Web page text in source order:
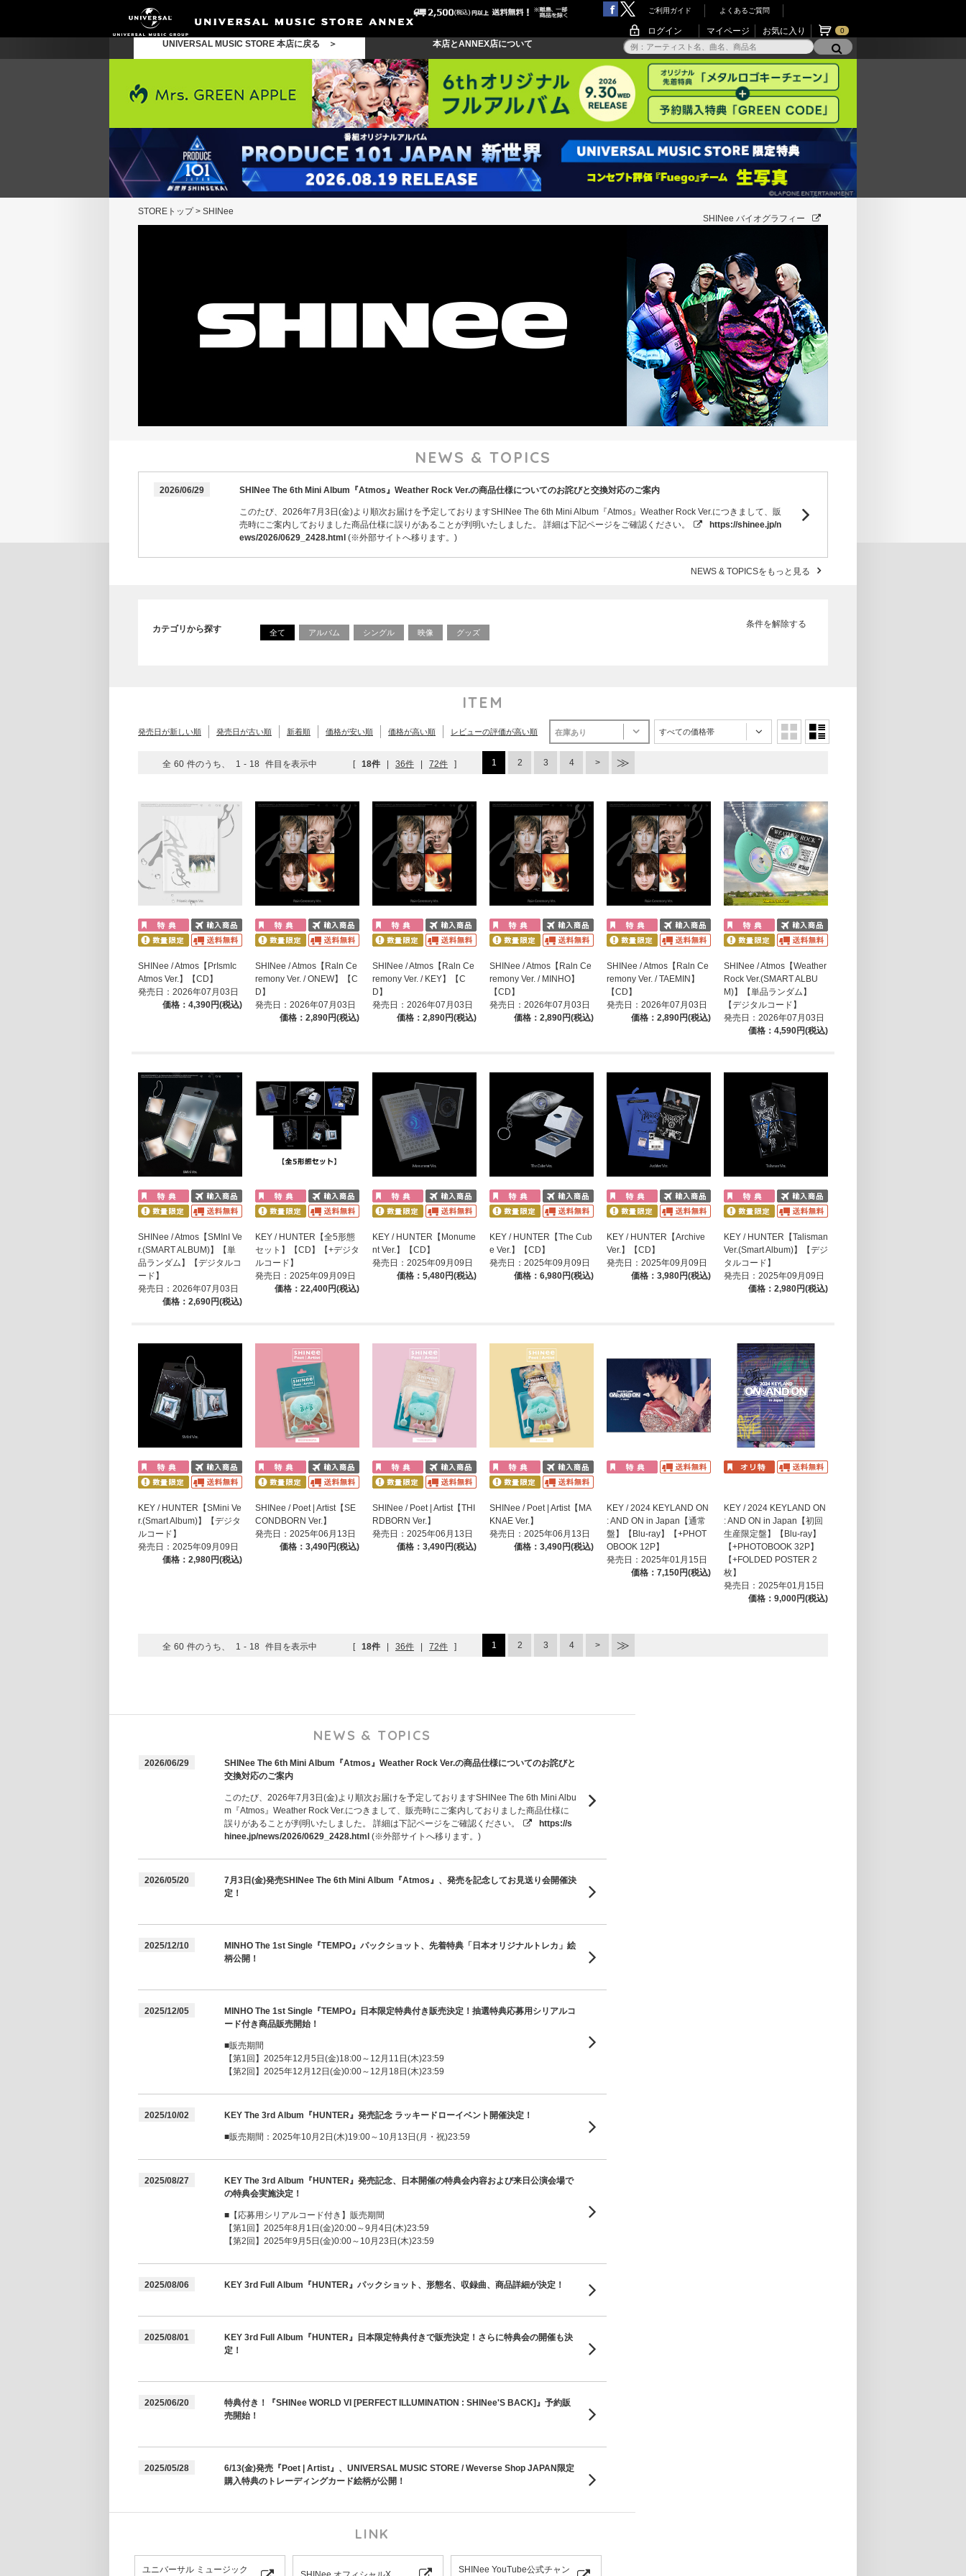
ご利用ガイド よくあるご質問
ログイン マイページ お気に入り 0
UNIVERSAL MUSIC STORE 本店に戻る ＞ 本店とANNEX店について
STOREトップ> SHINee
SHINee バイオグラフィー
NEWS & TOPICS
2026/06/29 SHINee The 6th Mini Album『Atmos』Weather Rock Ver.の商品仕様についてのお詫びと交換対応のご案内
このたび、2026年7月3日(金)より順次お届けを予定しておりますSHINee The 6th Mini Album『Atmos』Weather Rock Ver.につきまして、販
売時にご案内しておりました商品仕様に誤りがあることが判明いたしました。 詳細は下記ページをご確認ください。
https://shinee.jp/n
ews/2026/0629_2428.html (※外部サイトへ移ります。)
NEWS & TOPICSをもっと見る
条件を解除する
カテゴリから探す 全て アルバム シングル 映像 グッズ
ITEM
発売日が新しい順 発売日が古い順 新着順 価格が安い順 価格が高い順 レビューの評価が高い順 在庫あり すべての価格帯
全 60 件のうち、 1 - 18 件目を表示中 [ 18件 | 36件 | 72件 ] 1 2 3 4
SHINee / Atmos【PrIsmIc
Atmos Ver.】【CD】
発売日：2026年07月03日
価格：4,390円(税込)
SHINee / Atmos【Raln Ce
remony Ver. / ONEW】【C
D】
発売日：2026年07月03日
価格：2,890円(税込)
SHINee / Atmos【Raln Ce
remony Ver. / KEY】【C
D】
発売日：2026年07月03日
価格：2,890円(税込)
SHINee / Atmos【Raln Ce
remony Ver. / MINHO】
【CD】
発売日：2026年07月03日
価格：2,890円(税込)
SHINee / Atmos【Raln Ce
remony Ver. / TAEMIN】
【CD】
発売日：2026年07月03日
価格：2,890円(税込)
SHINee / Atmos【Weather
Rock Ver.(SMART ALBU
M)】【単品ランダム】
【デジタルコード】
発売日：2026年07月03日
価格：4,590円(税込)
SHINee / Atmos【SMInI Ve
r.(SMART ALBUM)】【単
品ランダム】【デジタルコ
ード】
発売日：2026年07月03日
価格：2,690円(税込)
KEY / HUNTER【全5形態
セット】【CD】【+デジタ
ルコード】
発売日：2025年09月09日
価格：22,400円(税込)
KEY / HUNTER【Monume
nt Ver.】【CD】
発売日：2025年09月09日
価格：5,480円(税込)
KEY / HUNTER【The Cub
e Ver.】【CD】
発売日：2025年09月09日
価格：6,980円(税込)
KEY / HUNTER【Archive
Ver.】【CD】
発売日：2025年09月09日
価格：3,980円(税込)
KEY / HUNTER【Talisman
Ver.(Smart Album)】【デジ
タルコード】
発売日：2025年09月09日
価格：2,980円(税込)
KEY / HUNTER【SMini Ve
r.(Smart Album)】【デジタ
ルコード】
発売日：2025年09月09日
価格：2,980円(税込)
SHINee / Poet | Artist【SE
CONDBORN Ver.】
発売日：2025年06月13日
価格：3,490円(税込)
SHINee / Poet | Artist【THI
RDBORN Ver.】
発売日：2025年06月13日
価格：3,490円(税込)
SHINee / Poet | Artist【MA
KNAE Ver.】
発売日：2025年06月13日
価格：3,490円(税込)
KEY / 2024 KEYLAND ON
: AND ON in Japan【通常
盤】【Blu-ray】【+PHOT
OBOOK 12P】
発売日：2025年01月15日
価格：7,150円(税込)
KEY / 2024 KEYLAND ON
: AND ON in Japan【初回
生産限定盤】【Blu-ray】
【+PHOTOBOOK 32P】
【+FOLDED POSTER 2
枚】
発売日：2025年01月15日
価格：9,000円(税込)
全 60 件のうち、 1 - 18 件目を表示中 [ 18件 | 36件 | 72件 ] 1 2 3 4
NEWS & TOPICS
2026/06/29
SHINee The 6th Mini Album『Atmos』Weather Rock Ver.の商品仕様についてのお詫びと
交換対応のご案内
このたび、2026年7月3日(金)より順次お届けを予定しておりますSHINee The 6th Mini Albu
m『Atmos』Weather Rock Ver.につきまして、販売時にご案内しておりました商品仕様に
誤りがあることが判明いたしました。 詳細は下記ページをご確認ください。
https://s
hinee.jp/news/2026/0629_2428.html (※外部サイトへ移ります。)
2026/05/20
7月3日(金)発売SHINee The 6th Mini Album『Atmos』、発売を記念してお見送り会開催決
定！
2025/12/10
MINHO The 1st Single『TEMPO』パックショット、先着特典「日本オリジナルトレカ」絵
柄公開！
2025/12/05
MINHO The 1st Single『TEMPO』日本限定特典付き販売決定！抽選特典応募用シリアルコ
ード付き商品販売開始！
■販売期間
【第1回】2025年12月5日(金)18:00～12月11日(木)23:59
【第2回】2025年12月12日(金)0:00～12月18日(木)23:59
2025/10/02 KEY The 3rd Album『HUNTER』発売記念 ラッキードローイベント開催決定！
■販売期間：2025年10月2日(木)19:00～10月13日(月・祝)23:59
2025/08/27
KEY The 3rd Album『HUNTER』発売記念、日本開催の特典会内容および来日公演会場で
の特典会実施決定！
■【応募用シリアルコード付き】販売期間
【第1回】2025年8月1日(金)20:00～9月4日(木)23:59
【第2回】2025年9月5日(金)0:00～10月23日(木)23:59
2025/08/06 KEY 3rd Full Album『HUNTER』パックショット、形態名、収録曲、商品詳細が決定！
2025/08/01
KEY 3rd Full Album『HUNTER』日本限定特典付きで販売決定！さらに特典会の開催も決
定！
2025/06/20
特典付き！『SHINee WORLD VI [PERFECT ILLUMINATION : SHINee'S BACK]』予約販
売開始！
2025/05/28
6/13(金)発売『Poet | Artist』、UNIVERSAL MUSIC STORE / Weverse Shop JAPAN限定
購入特典のトレーディングカード絵柄が公開！
LINK
ユニバーサル ミュージック SHINee YouTube公式チャン